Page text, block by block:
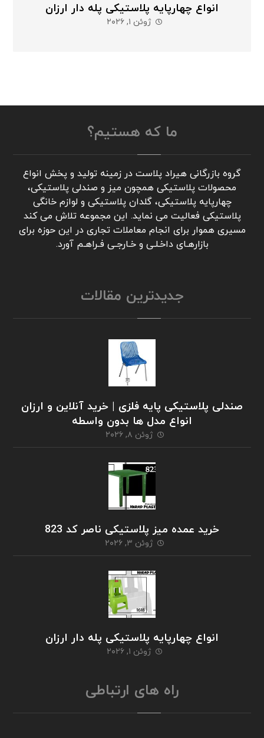
انواع چهارپایه پلاستیکی پله دار ارزان
ژوئن ۱, ۲۰۲۶
ما که هستیم؟
گروه بازرگانی هیراد پلاست در زمینه تولید و پخش انواع
محصولات پلاستیکی همچون میز و صندلی پلاستیکی،
چهارپایه پلاستیکی، گلدان پلاستیکی و لوازم خانگی
پلاستیکی فعالیت می نماید. این مجموعه تلاش می کند
مسیری هموار برای انجام معاملات تجاری در این حوزه برای
بازارهـای داخـلـی و خـارجـی فـراهـم آورد.
جدیدترین مقالات
صندلی پلاستیکی پایه فلزی | خرید آنلاین و ارزان
انواع مدل ها بدون واسطه
ژوئن ۸, ۲۰۲۶
خرید عمده میز پلاستیکی ناصر کد 823
ژوئن ۳, ۲۰۲۶
انواع چهارپایه پلاستیکی پله دار ارزان
ژوئن ۱, ۲۰۲۶
راه های ارتباطی